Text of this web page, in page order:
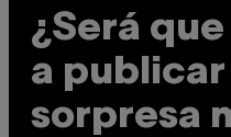
¿Será
a publicar
sorpresa